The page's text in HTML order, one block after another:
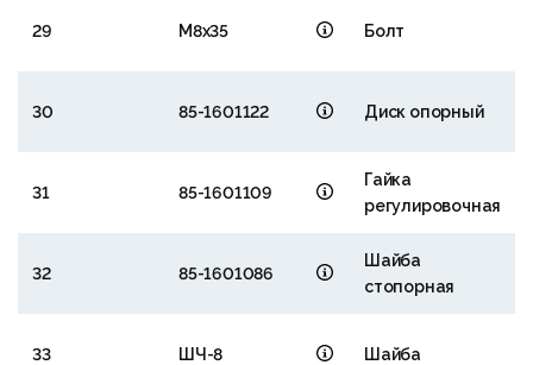
29 М8х35 Болт
30 85-1601122 Диск опорный
31 85-1601109
Гайка
регулировочная
32 85-1601086
Шайба
стопорная
33 ШЧ-8 Шайба